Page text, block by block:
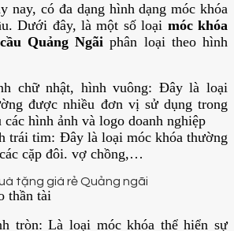
nay, có đa dạng hình dạng móc khóa
Dưới đây, là một số loại móc khóa
Quảng Ngãi phân loại theo hình
chữ nhật, hình vuông: Đây là loại
được nhiều đơn vị sử dụng trong
hình ảnh và logo doanh nghiệp
trái tim: Đây là loại móc khóa thường
cặp đôi. vợ chồng,…
thần tài
tròn: Là loại móc khóa thể hiển sự